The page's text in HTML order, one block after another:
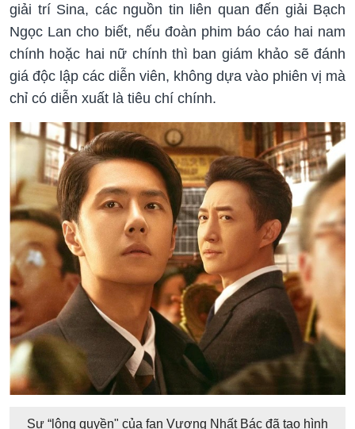
giải trí Sina, các nguồn tin liên quan đến giải Bạch
Ngọc Lan cho biết, nếu đoàn phim báo cáo hai nam
chính hoặc hai nữ chính thì ban giám khảo sẽ đánh
giá độc lập các diễn viên, không dựa vào phiên vị mà
chỉ có diễn xuất là tiêu chí chính.
Sự “lộng quyền" của fan Vương Nhất Bác đã tạo hình